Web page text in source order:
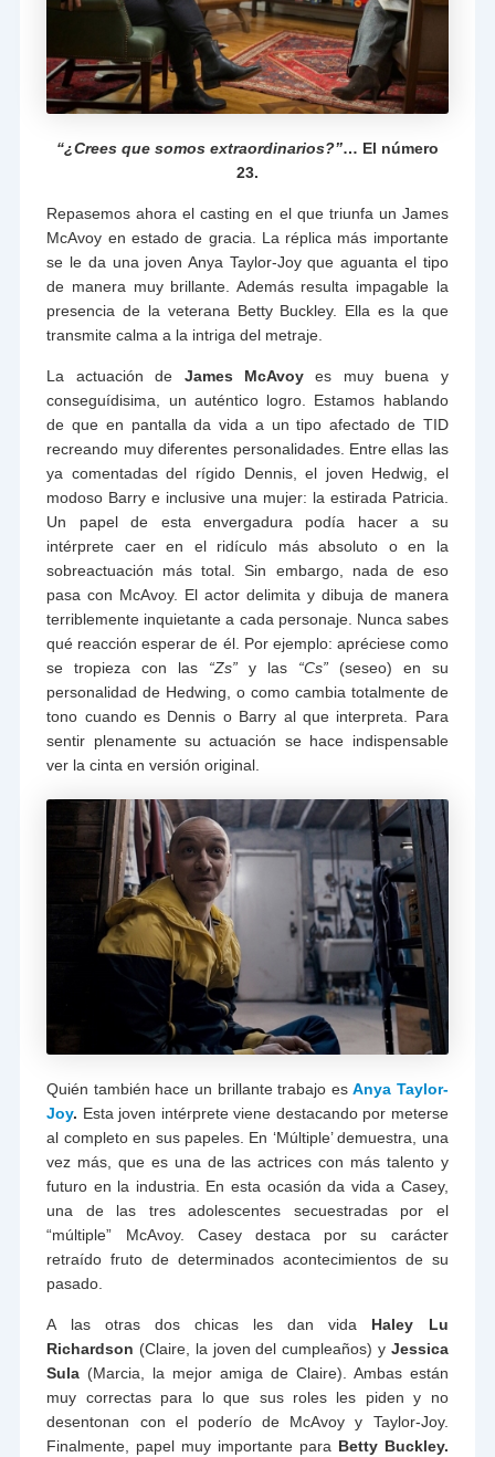
“¿Crees que somos extraordinarios?”… El número
23.
Repasemos ahora el casting en el que triunfa un James
McAvoy en estado de gracia. La réplica más importante
se le da una joven Anya Taylor-Joy que aguanta el tipo
de manera muy brillante. Además resulta impagable la
presencia de la veterana Betty Buckley. Ella es la que
transmite calma a la intriga del metraje.
La actuación de James McAvoy es muy buena y
conseguídisima, un auténtico logro. Estamos hablando
de que en pantalla da vida a un tipo afectado de TID
recreando muy diferentes personalidades. Entre ellas las
ya comentadas del rígido Dennis, el joven Hedwig, el
modoso Barry e inclusive una mujer: la estirada Patricia.
Un papel de esta envergadura podía hacer a su
intérprete caer en el ridículo más absoluto o en la
sobreactuación más total. Sin embargo, nada de eso
pasa con McAvoy. El actor delimita y dibuja de manera
terriblemente inquietante a cada personaje. Nunca sabes
qué reacción esperar de él. Por ejemplo: apréciese como
se tropieza con las “Zs” y las“Cs”(seseo) en su
personalidad de Hedwing, o como cambia totalmente de
tono cuando es Dennis o Barry al que interpreta. Para
sentir plenamente su actuación se hace indispensable
ver la cinta en versión original.
Quién también hace un brillante trabajo esAnya Taylor-
Joy. Esta joven intérprete viene destacando por meterse
al completo en sus papeles. En ‘Múltiple’ demuestra, una
vez más, que es una de las actrices con más talento y
futuro en la industria. En esta ocasión da vida a Casey,
una de las tres adolescentes secuestradas por el
“múltiple” McAvoy. Casey destaca por su carácter
retraído fruto de determinados acontecimientos de su
pasado.
A las otras dos chicas les dan vida Haley Lu
Richardson (Claire, la joven del cumpleaños) y Jessica
Sula (Marcia, la mejor amiga de Claire). Ambas están
muy correctas para lo que sus roles les piden y no
desentonan con el poderío de McAvoy y Taylor-Joy.
Finalmente, papel muy importante para Betty Buckley.